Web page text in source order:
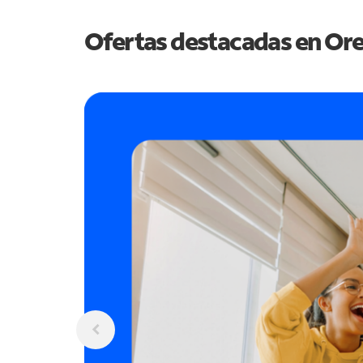
Ofertas destacadas en